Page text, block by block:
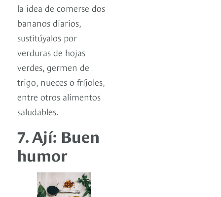
la idea de comerse dos
bananos diarios,
sustitúyalos por
verduras de hojas
verdes, germen de
trigo, nueces o fríjoles,
entre otros alimentos
saludables.
7. Ají: Buen
humor